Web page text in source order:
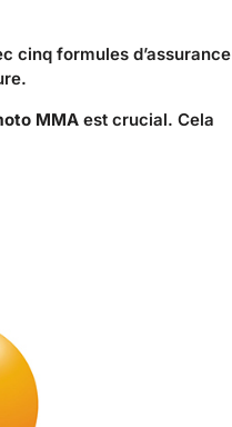
cinq formules d’assurance
MMA est crucial. Cela